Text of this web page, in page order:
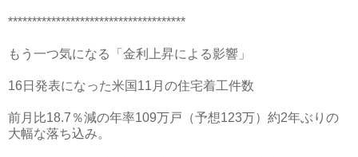
*************************************
もう一つ気になる「金利上昇による影響」
16日発表になった米国11月の住宅着工件数
前月比18.7％減の年率109万戸（予想123万）約2年ぶりの
大幅な落ち込み。